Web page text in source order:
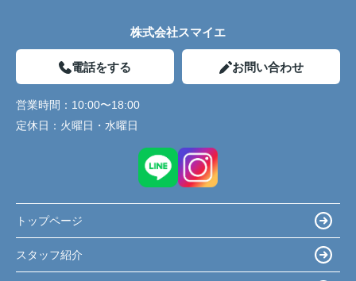
株式会社スマイエ
電話をする お問い合わせ
営業時間： 10:00〜18:00
定休日： 火曜日・水曜日
トップページ
スタッフ紹介